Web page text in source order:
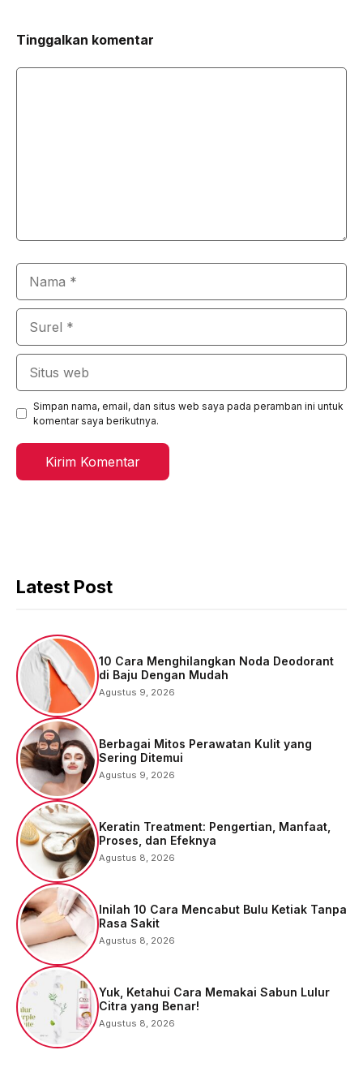
Tinggalkan komentar
Simpan nama, email, dan situs web saya pada peramban ini untuk
komentar saya berikutnya.
Latest Post
10 Cara Menghilangkan Noda Deodorant
di Baju Dengan Mudah
Agustus 9, 2026
Berbagai Mitos Perawatan Kulit yang
Sering Ditemui
Agustus 9, 2026
Keratin Treatment: Pengertian, Manfaat,
Proses, dan Efeknya
Agustus 8, 2026
Inilah 10 Cara Mencabut Bulu Ketiak Tanpa
Rasa Sakit
Agustus 8, 2026
Yuk, Ketahui Cara Memakai Sabun Lulur
Citra yang Benar!
Agustus 8, 2026